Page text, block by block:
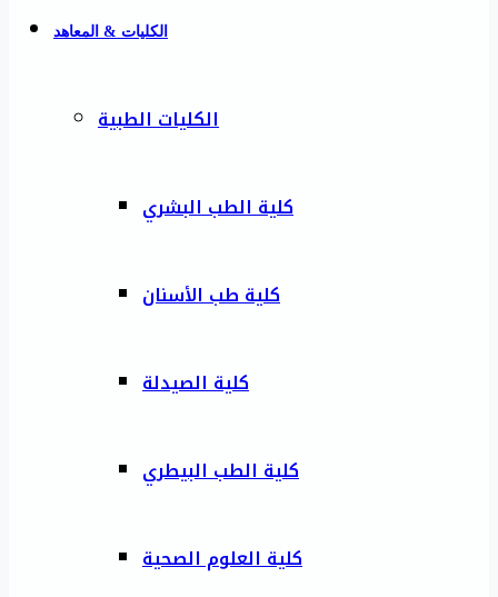
الكليات & المعاهد
الكليات الطبية
كلية الطب البشري
كلية طب الأسنان
كلية الصيدلة
كلية الطب البيطري
كلية العلوم الصحية